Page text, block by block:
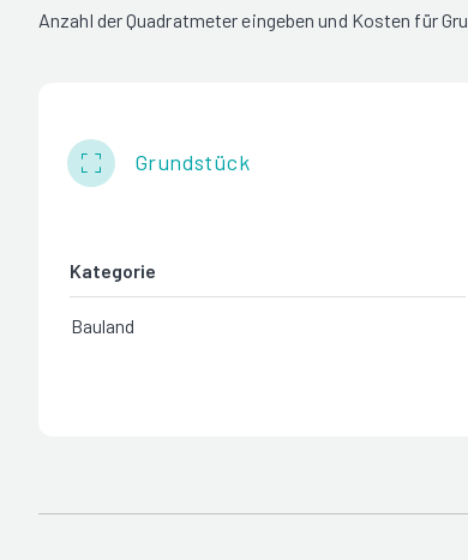
Anzahl der Quadratmeter eingeben und Kosten für
Grundstück
Kategorie
Bauland